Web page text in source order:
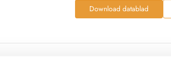
Download datablad